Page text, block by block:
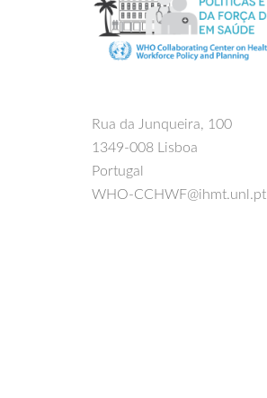
Rua da Junqueira, 100
1349-008 Lisboa
Portugal
WHO-CCHWF@ihmt.unl.pt